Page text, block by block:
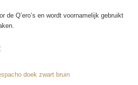
de Q’ero’s en wordt voornamelijk gebruikt
doek zwart bruin